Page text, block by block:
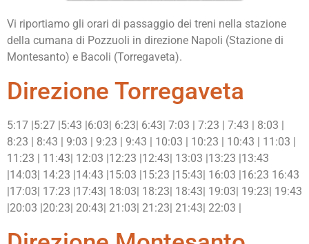
Vi riportiamo gli orari di passaggio dei treni nella stazione
della cumana di Pozzuoli in direzione Napoli (Stazione di
Montesanto) e Bacoli (Torregaveta).
Direzione Torregaveta
5:17 |5:27 |5:43 |6:03| 6:23| 6:43| 7:03 | 7:23 | 7:43 | 8:03 |
8:23 | 8:43 | 9:03 | 9:23 | 9:43 | 10:03 | 10:23 | 10:43 | 11:03 |
11:23 | 11:43| 12:03 |12:23 |12:43| 13:03 |13:23 |13:43
|14:03| 14:23 |14:43 |15:03 |15:23 |15:43| 16:03 |16:23 16:43
|17:03| 17:23 |17:43| 18:03| 18:23| 18:43| 19:03| 19:23| 19:43
|20:03 |20:23| 20:43| 21:03| 21:23| 21:43| 22:03 |